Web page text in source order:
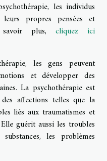
les individus
propres pensées et
savoir plus,cliquez ici
les gens peuvent
et développer des
La psychothérapie est
affections telles que la
liés aux traumatismes et
guérit aussi les troubles
les problèmes